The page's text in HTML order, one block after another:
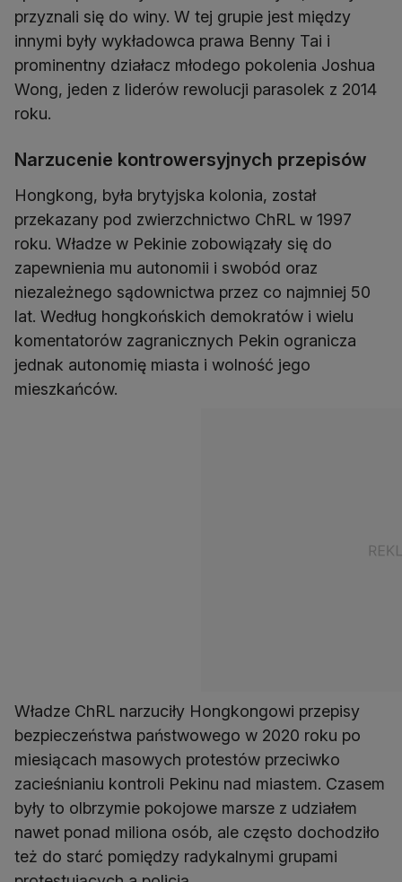
przyznali się do winy. W tej grupie jest między
innymi były wykładowca prawa Benny Tai i
prominentny działacz młodego pokolenia Joshua
Wong, jeden z liderów rewolucji parasolek z 2014
roku.
Narzucenie kontrowersyjnych przepisów
Hongkong, była brytyjska kolonia, został
przekazany pod zwierzchnictwo ChRL w 1997
roku. Władze w Pekinie zobowiązały się do
zapewnienia mu autonomii i swobód oraz
niezależnego sądownictwa przez co najmniej 50
lat. Według hongkońskich demokratów i wielu
komentatorów zagranicznych Pekin ogranicza
jednak autonomię miasta i wolność jego
mieszkańców.
Władze ChRL narzuciły Hongkongowi przepisy
bezpieczeństwa państwowego w 2020 roku po
miesiącach masowych protestów przeciwko
zacieśnianiu kontroli Pekinu nad miastem. Czasem
były to olbrzymie pokojowe marsze z udziałem
nawet ponad miliona osób, ale często dochodziło
też do starć pomiędzy radykalnymi grupami